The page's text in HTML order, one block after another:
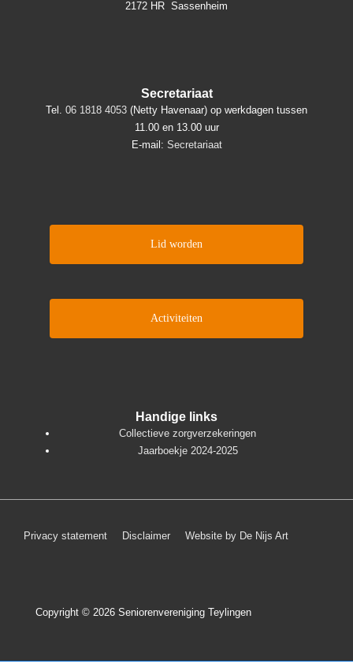
2172 HR Sassenheim
Secretariaat
Tel. 06 1818 4053 (Netty Havenaar) op werkdagen tussen
11.00 en 13.00 uur
E-mail: Secretariaat
Lid worden
Activiteiten
Handige links
Collectieve zorgverzekeringen
Jaarboekje 2024-2025
Footer
Privacy statement Disclaimer Website by De Nijs Art
Copyright © 2026 Seniorenvereniging Teylingen